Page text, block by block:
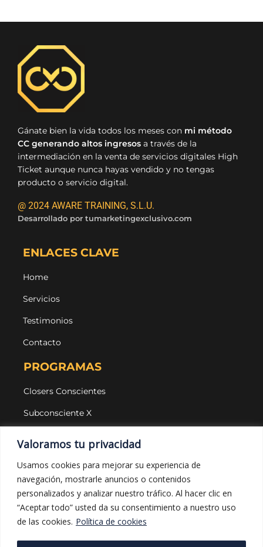
Valoramos tu privacidad
Usamos cookies para mejorar su experiencia de
navegación, mostrarle anuncios o contenidos
personalizados y analizar nuestro tráfico. Al hacer clic en
“Aceptar todo” usted da su consentimiento a nuestro uso
de las cookies. Política de cookies
Gánate bien la vida todos los meses con mi método
CC generando altos ingresos a través de la
intermediación en la venta de servicios digitales High
Ticket aunque nunca hayas vendido y no tengas
producto o servicio digital.
@ 2024 AWARE TRAINING, S.L.U.
Desarrollado por tumarketingexclusivo.com
ENLACES CLAVE
Home
Servicios
Testimonios
Contacto
PROGRAMAS
Closers Conscientes
Subconsciente X
LEGAL Y PROTECCIÓN
Aviso legal
Política de privacidad
Política de cookies